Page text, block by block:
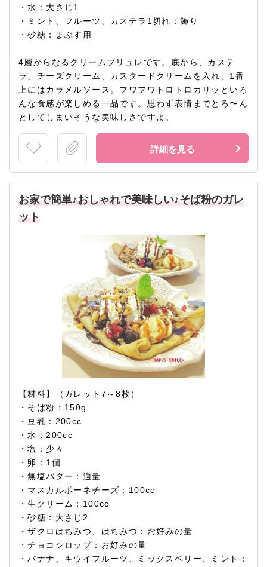
・水：大さじ1
・ミント、フルーツ、カステラ1切れ：飾り
・砂糖：まぶす用
4層からなるクリームブリュレです。底から、カステ
ラ、チーズクリーム、カスタードクリームを入れ、1番
上にはカラメルソース。フワフワトロトロカリッといろ
んな食感が楽しめる一品です。思わず表情までとろ〜ん
としてしまいそうな美味しさですよ。
詳細を見る
お家で簡単♪おしゃれで美味しい♪そば粉のガレ
ット
【材料】（ガレット7～8枚）
・そば粉：150g
・豆乳：200cc
・水：200cc
・塩：少々
・卵：1個
・無塩バター：適量
・マスカルポーネチーズ：100cc
・生クリーム：100cc
・砂糖：大さじ2
・ザクロはちみつ、はちみつ：お好みの量
・チョコシロップ：お好みの量
・バナナ、キウイフルーツ、ミックスベリー、ミント：